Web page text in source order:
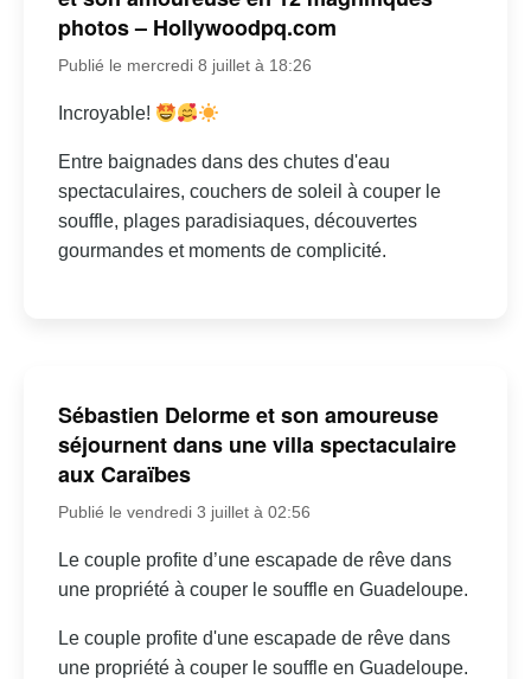
photos – Hollywoodpq.com
Publié le mercredi 8 juillet à 18:26
Incroyable!
Entre baignades dans des chutes d'eau
spectaculaires, couchers de soleil à couper le
souffle, plages paradisiaques, découvertes
gourmandes et moments de complicité.
Sébastien Delorme et son amoureuse
séjournent dans une villa spectaculaire
aux Caraïbes
Publié le vendredi 3 juillet à 02:56
Le couple profite d’une escapade de rêve dans
une propriété à couper le souffle en Guadeloupe.
Le couple profite d'une escapade de rêve dans
une propriété à couper le souffle en Guadeloupe.